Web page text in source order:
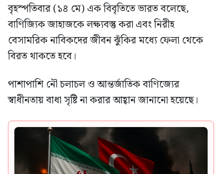
বৃহস্পতিবার (১৪ মে) এক বিবৃতিতে ভারত বলেছে,
বাণিজ্যিক জাহাজকে লক্ষ্যবস্তু করা এবং নিরীহ
বেসামরিক নাবিকদের জীবন ঝুঁকির মধ্যে ফেলা থেকে
বিরত থাকতে হবে।
পাশাপাশি নৌ চলাচল ও আন্তর্জাতিক বাণিজ্যের
স্বাধীনতায় বাধা সৃষ্টি না করার আহ্বান জানানো হয়েছে।